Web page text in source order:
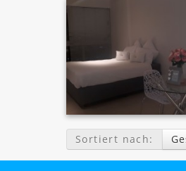
Sortiert nach: